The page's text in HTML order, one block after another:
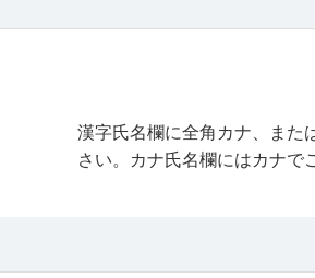
漢字氏名欄に全角カナ、また
さい。カナ氏名欄にはカナで